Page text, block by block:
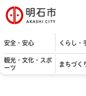
明石市
安全・安心 くらし・
観光・文化・スポ
ーツ
まちづく